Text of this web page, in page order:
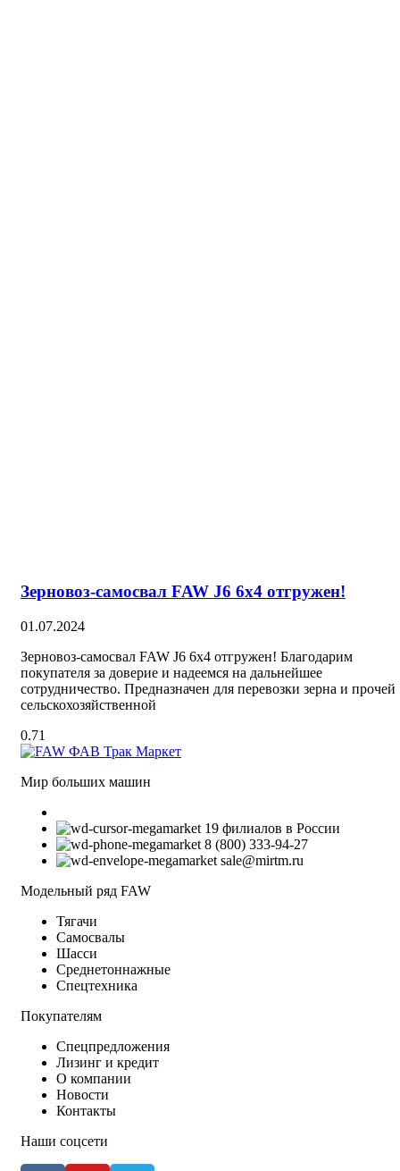
Зерновоз-самосвал FAW J6 6х4 отгружен!
01.07.2024
Зерновоз-самосвал FAW J6 6х4 отгружен! Благодарим
покупателя за доверие и надеемся на дальнейшее
сотрудничество. Предназначен для перевозки зерна и прочей
сельскохозяйственной
Мир больших машин
19 филиалов в России
8 (800) 333-94-27
sale@mirtm.ru
Модельный ряд FAW
Тягачи
Самосвалы
Шасси
Среднетоннажные
Спецтехника
Покупателям
Спецпредложения
Лизинг и кредит
О компании
Новости
Контакты
Наши соцсети